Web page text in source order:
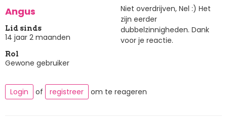
Angus
Lid sinds
14 jaar 2 maanden
Rol
Gewone gebruiker
Niet overdrijven, Nel :) Het
zijn eerder
dubbelzinnigheden. Dank
voor je reactie.
Login of registreer om te reageren